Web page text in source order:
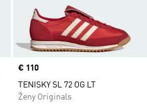
Discount
Price
€ 110
TENISKY SL 72 OG LT
Ženy Originals